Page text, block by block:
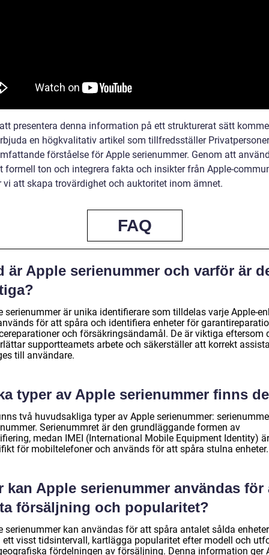
presentera denna information på ett strukturerat sätt
en högkvalitativ artikel som tillfredsställer
förståelse för Apple serienummer. Genom att
formell ton och integrera fakta och insikter från Apple-
vi att skapa trovärdighet och auktoritet inom ämnet.
FAQ
är Apple serienummer och varför är
serienummer är unika identifierare som tilldelas varje Apple-
för att spåra och identifiera enheter för
och försäkringsändamål. De är viktiga eftersom
supportteamets arbete och säkerställer att korrekt
till användare.
typer av Apple serienummer finns
två huvudsakliga typer av Apple serienummer:
Serienummret är den grundläggande formen av
medan IMEI (International Mobile Equipment Identity) är
för mobiltelefoner och används för att spåra stulna enheter.
kan Apple serienummer användas för
försäljning och popularitet?
serienummer kan användas för att spåra antalet sålda enheter
ett visst tidsintervall, kartlägga popularitet efter modell och
fördelningen av försäljning. Denna information ger